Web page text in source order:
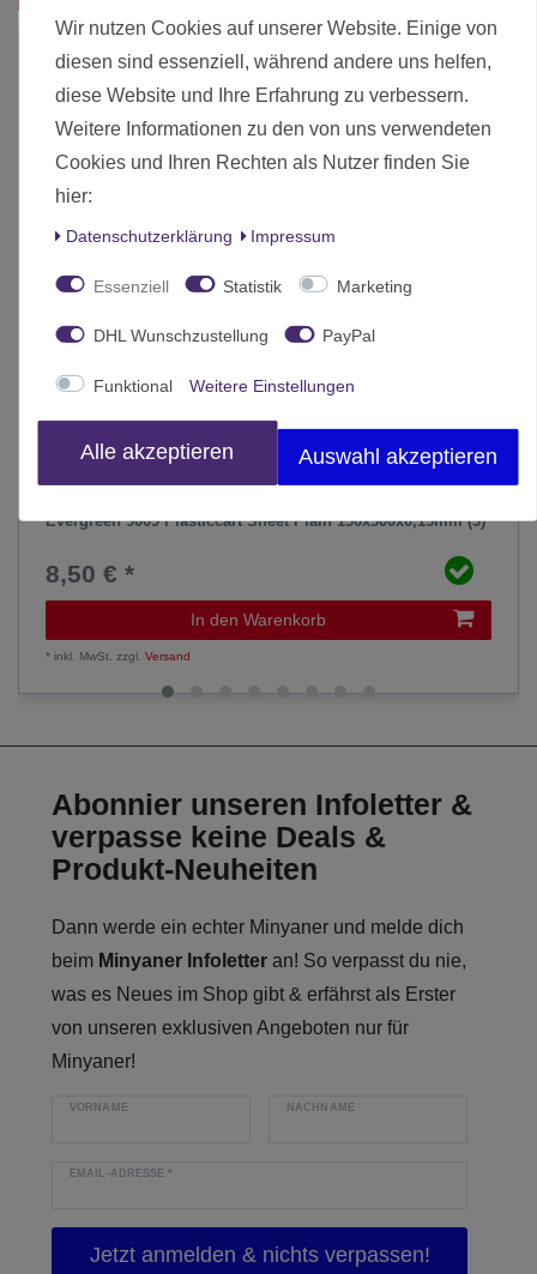
Evergreen 9009 Plasticcart Sheet Plain 150x300x0,13mm (3)
8,50 € *
In den Warenkorb
*inkl. MwSt. zzgl.Versand
Abonnier unseren Infoletter &
verpasse keine Deals &
Produkt-Neuheiten
Dann werde ein echter Minyaner und melde dich
beim Minyaner Infoletter an! So verpasst du nie,
was es Neues im Shop gibt & erfährst als Erster
von unseren exklusiven Angeboten nur für
Minyaner!
VORNAME NACHNAME
EMAIL-ADRESSE*
Wir nutzen Cookies auf unserer Website. Einige von
diesen sind essenziell, während andere uns helfen,
diese Website und Ihre Erfahrung zu verbessern.
Weitere Informationen zu den von uns verwendeten
Cookies und Ihren Rechten als Nutzer finden Sie
hier:
Daten­schutz­erklärung Impressum
Essenziell Statistik Marketing
DHL Wunschzustellung PayPal
Funktional Weitere Einstellungen
Alle akzeptieren Auswahl akzeptieren